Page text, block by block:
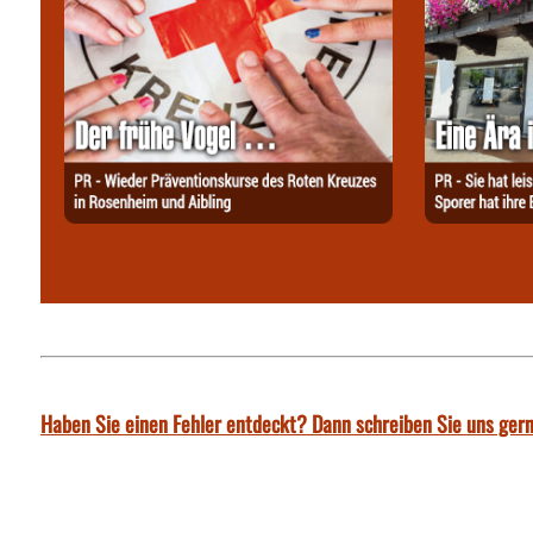
Haben Sie einen Fehler entdeckt? Dann schreiben Sie uns